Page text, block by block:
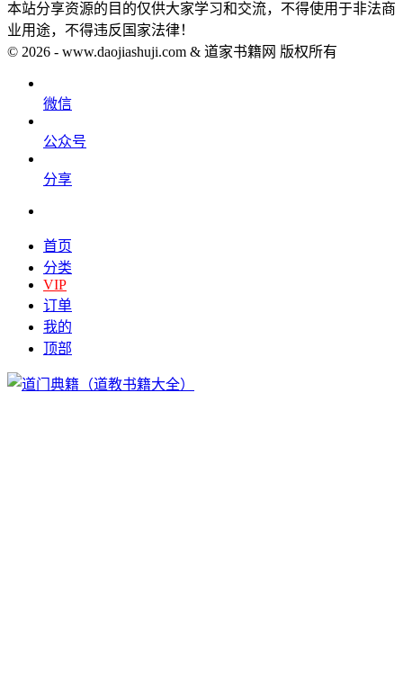
本站分享资源的目的仅供大家学习和交流，不得使用于非法商
业用途，不得违反国家法律！
© 2026 - www.daojiashuji.com & 道家书籍网 版权所有
微信
公众号
分享
首页
分类
VIP
订单
我的
顶部